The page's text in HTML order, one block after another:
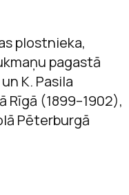
plostnieka,
pagastā
K. Pasila
Rīgā (1899–1902),
Pēterburgā